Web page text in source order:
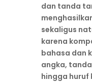
dan tanda
sekaligus
karena
bahasa dan
angka,
hingga huruf